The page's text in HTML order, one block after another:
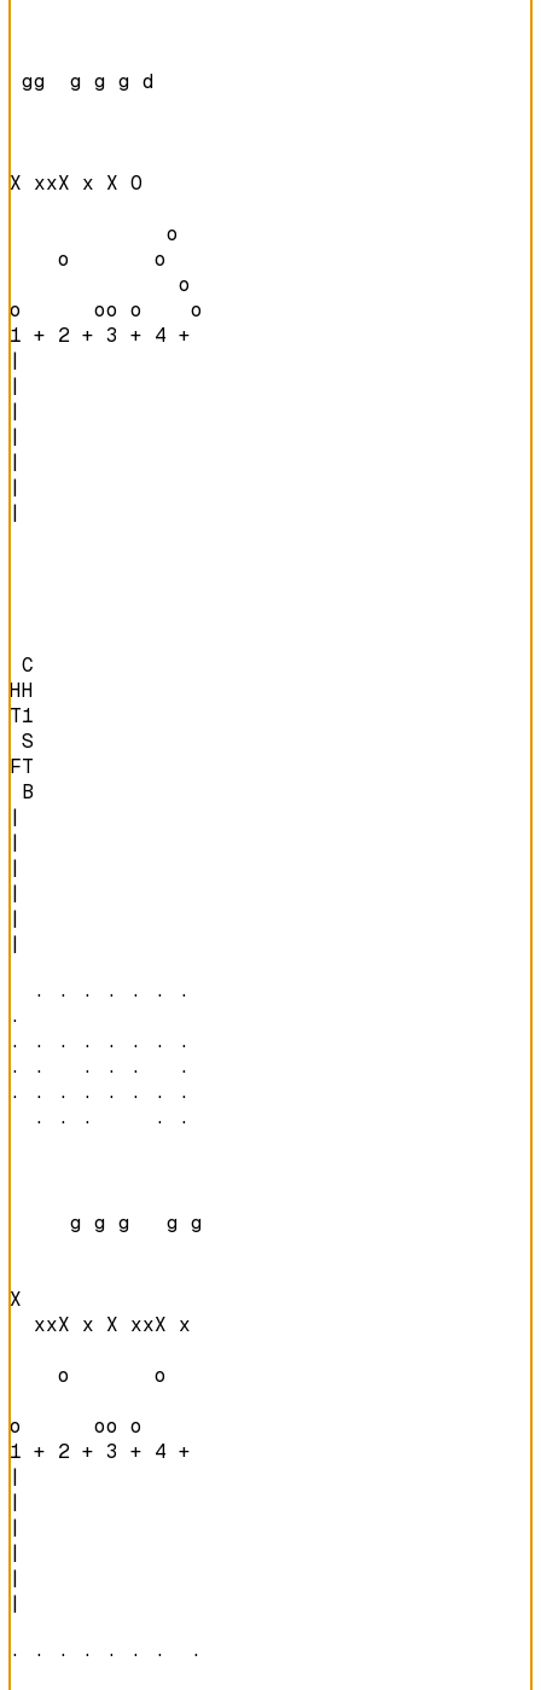
gg  g g g d
X xxX x X O
             o
    o       o
              o
o      oo o    o
1 + 2 + 3 + 4 +
|
|
|
|
|
|
|
C
HH
T1
S
FT
B
|
|
|
|
|
|
  · · · · · · ·
·
· · · · · · · ·
· ·   · · ·   ·
· · · · · · · ·
  · · ·     · ·
     g g g   g g
X
  xxX x X xxX x
    o       o
o      oo o
1 + 2 + 3 + 4 +
|
|
|
|
|
|
· · · · · · ·  ·